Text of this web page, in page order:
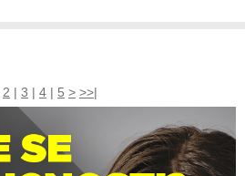
2 | 3 | 4 | 5 > >>|